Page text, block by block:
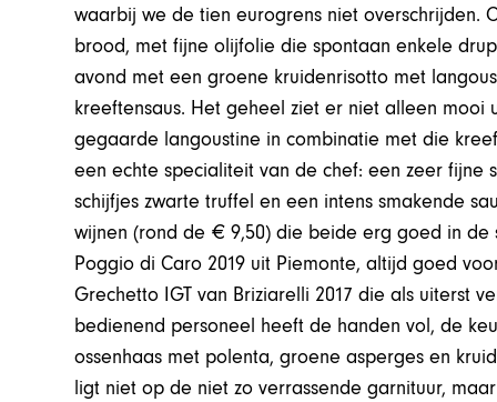
waarbij we de tien eurogrens niet overschrijden.
brood, met fijne olijfolie die spontaan enkele
avond met een groene kruidenrisotto met
kreeftensaus. Het geheel ziet er niet alleen
gegaarde langoustine in combinatie met die
een echte specialiteit van de chef: een zeer
schijfjes zwarte truffel en een intens smakende
wijnen (rond de € 9,50) die beide erg goed in de
Poggio di Caro 2019 uit Piemonte, altijd goed
Grechetto IGT van Briziarelli 2017 die als uiterst
bedienend personeel heeft de handen vol, de
ossenhaas met polenta, groene asperges en
ligt niet op de niet zo verrassende garnituur,